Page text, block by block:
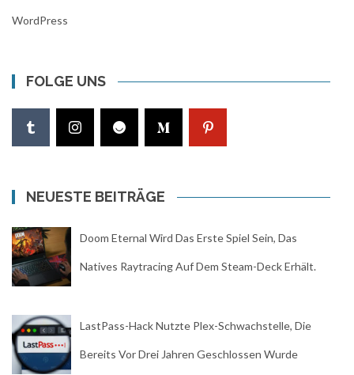
WordPress
FOLGE UNS
NEUESTE BEITRÄGE
Doom Eternal Wird Das Erste Spiel Sein, Das
Natives Raytracing Auf Dem Steam-Deck Erhält.
LastPass-Hack Nutzte Plex-Schwachstelle, Die
Bereits Vor Drei Jahren Geschlossen Wurde